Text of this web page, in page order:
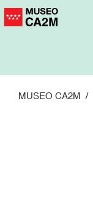
Pasar
MUSEO CA2M